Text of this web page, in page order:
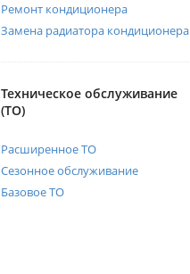
Ремонт кондиционера
Замена радиатора кондиционера
Техническое обслуживание
(ТО)
Расширенное ТО
Сезонное обслуживание
Базовое ТО